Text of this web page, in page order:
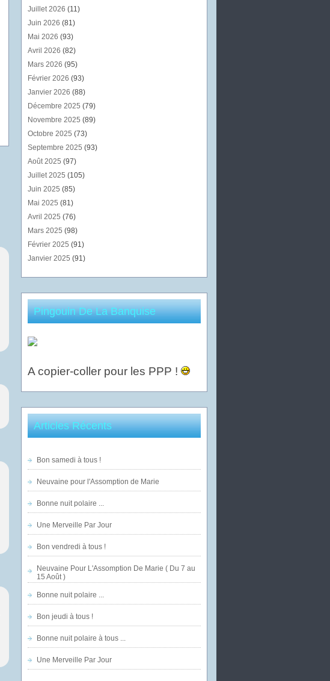
Juillet 2026 (11)
Juin 2026 (81)
Mai 2026 (93)
Avril 2026 (82)
Mars 2026 (95)
Février 2026 (93)
Janvier 2026 (88)
Décembre 2025 (79)
Novembre 2025 (89)
Octobre 2025 (73)
Septembre 2025 (93)
Août 2025 (97)
Juillet 2025 (105)
Juin 2025 (85)
Mai 2025 (81)
Avril 2025 (76)
Mars 2025 (98)
Février 2025 (91)
Janvier 2025 (91)
Pingouin De La Banquise
A copier-coller pour les PPP !
Articles Récents
Bon samedi à tous !
Neuvaine pour l'Assomption de Marie
Bonne nuit polaire ...
Une Merveille Par Jour
Bon vendredi à tous !
Neuvaine Pour L'Assomption De Marie ( Du 7 au
15 Août )
Bonne nuit polaire ...
Bon jeudi à tous !
Bonne nuit polaire à tous ...
Une Merveille Par Jour